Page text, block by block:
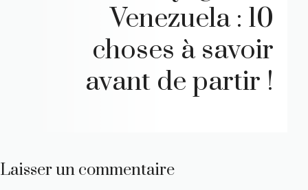
Venezuela : 10
choses à savoir
avant de partir !
Laisser un commentaire